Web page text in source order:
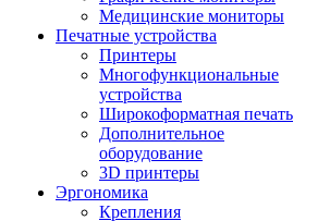
Медицинские мониторы
Печатные устройства
Принтеры
Многофункциональные
устройства
Широкоформатная печать
Дополнительное
оборудование
3D принтеры
Эргономика
Крепления